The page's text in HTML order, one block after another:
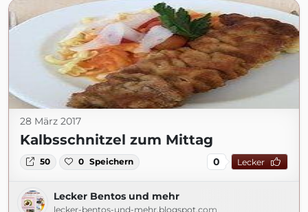
28 März 2017
Kalbsschnitzel zum Mittag
50 0 Speichern 0 Lecker
Lecker Bentos und mehr
lecker-bentos-und-mehr.blogspot.com